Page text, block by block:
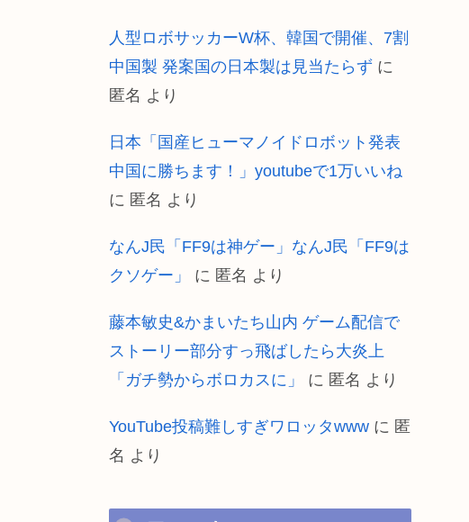
人型ロボサッカーW杯、韓国で開催、7割
中国製 発案国の日本製は見当たらず に
匿名 より
日本「国産ヒューマノイドロボット発表
中国に勝ちます！」youtubeで1万いいね
に 匿名 より
なんJ民「FF9は神ゲー」なんJ民「FF9は
クソゲー」
に 匿名 より
藤本敏史&かまいたち山内 ゲーム配信で
ストーリー部分すっ飛ばしたら大炎上
「ガチ勢からボロカスに」
に 匿名 より
YouTube投稿難しすぎワロッタwww に 匿
名 より